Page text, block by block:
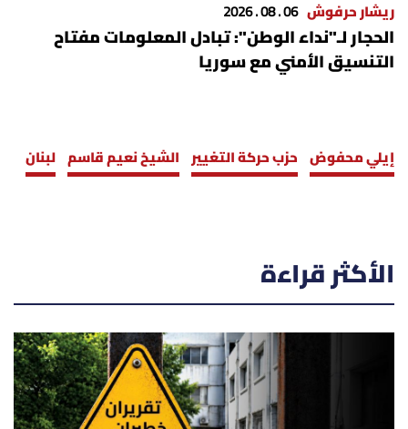
ريشار حرفوش 06 . 08 . 2026
الحجار لـ"نداء الوطن": تبادل المعلومات مفتاح
التنسيق الأمني مع سوريا
إيلي محفوض حزب حركة التغيير الشيخ نعيم قاسم لبنان
الأكثر قراءة